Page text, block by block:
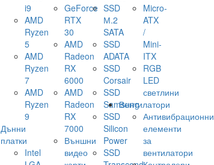
i9
AMD
Ryzen
5
AMD
Ryzen
7
AMD
Ryzen
9
Дънни
платки
Intel
GeForce
RTX
30
AMD
Radeon
RX
6000
AMD
Radeon
RX
7000
Външни
видео
SSD
М.2
SATA
SSD
ADATA
SSD
Corsair
SSD
Samsung
SSD
Silicon
Power
SSD
Micro-
ATX
/
Mini-
ITX
RGB
LED
светлини
Вентилатори
Антивибрационни
елементи
за
вентилатори